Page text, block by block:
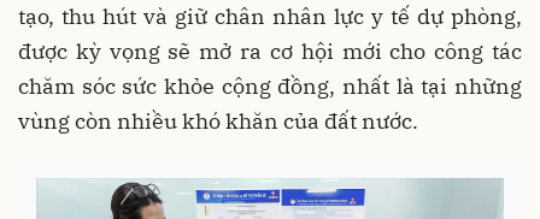
tạo, thu hút và giữ chân nhân lực y tế dự phòng,
được kỳ vọng sẽ mở ra cơ hội mới cho công tác
chăm sóc sức khỏe cộng đồng, nhất là tại những
vùng còn nhiều khó khăn của đất nước.